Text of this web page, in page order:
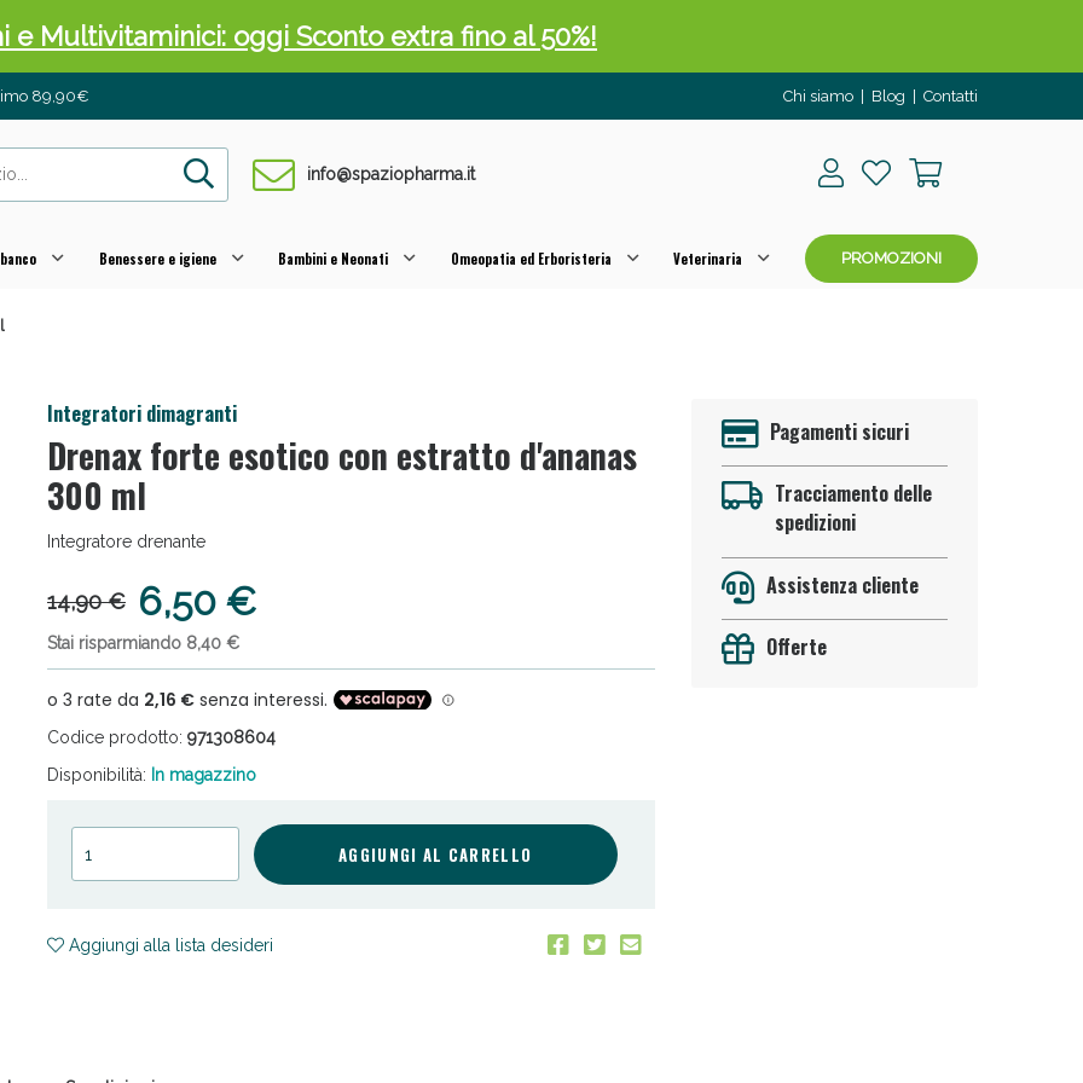
89,90€ Chi siamo Blog Contatti
info@spaziopharma.it
Benessere e igiene Bambini e Neonati Omeopatia ed Erboristeria Veterinaria PROMOZIONI
Integratori dimagranti
Drenax forte esotico con estratto d'ananas
300 ml
Integratore drenante
14,90 € 6,50 €
Stai risparmiando 8,40 €
Codice prodotto: 971308604
Disponibilità: In magazzino
AGGIUNGI AL CARRELLO
Aggiungi alla lista desideri
Pagamenti sicuri
Tracciamento delle
spedizioni
Assistenza cliente
Offerte
e Multivitaminici: oggi Sconto extra fino al 50%!
e Fanghi: Sconto fino al 40% valido oggi!
e Fanghi: Sconto fino al 40% valido oggi!